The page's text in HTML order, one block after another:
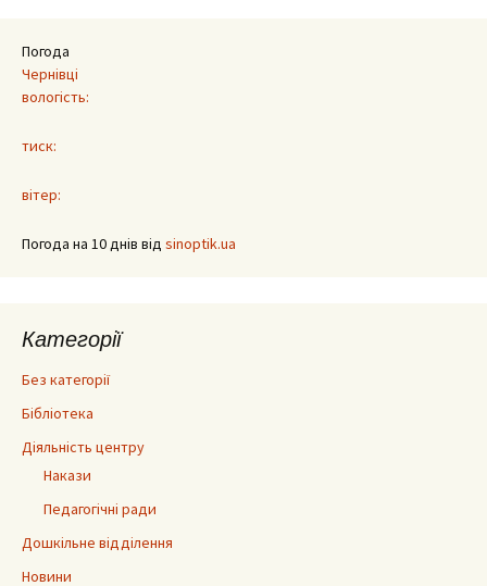
Погода
Чернівці
вологість:
тиск:
вітер:
Погода на 10 днів від sinoptik.ua
Категорії
Без категорії
Бібліотека
Діяльність центру
Накази
Педагогічні ради
Дошкільне відділення
Новини